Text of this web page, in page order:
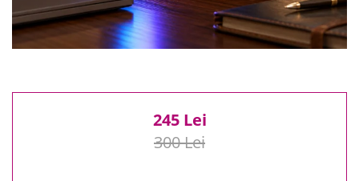
500 Lei - 1000 Lei
1000 Lei +
245 Lei
300 Lei